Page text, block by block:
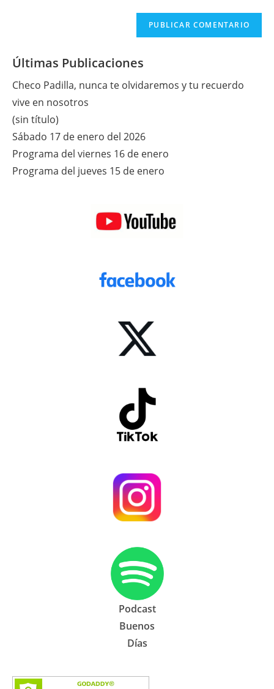
Últimas Publicaciones
Checo Padilla, nunca te olvidaremos y tu recuerdo
vive en nosotros
(sin título)
Sábado 17 de enero del 2026
Programa del viernes 16 de enero
Programa del jueves 15 de enero
Podcast
Buenos
Días